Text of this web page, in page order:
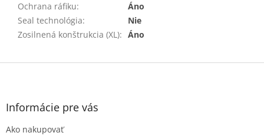
Ochrana ráfiku:
Áno
Seal technológia:
Nie
Zosilnená konštrukcia (XL): Áno
Z
Informácie pre vás
Ako nakupovať